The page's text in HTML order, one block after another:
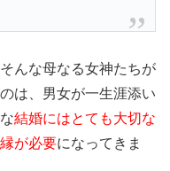
んな母なる女神たちが
は、男女が一生涯添い
結婚にはとても大切な
が必要になってきま